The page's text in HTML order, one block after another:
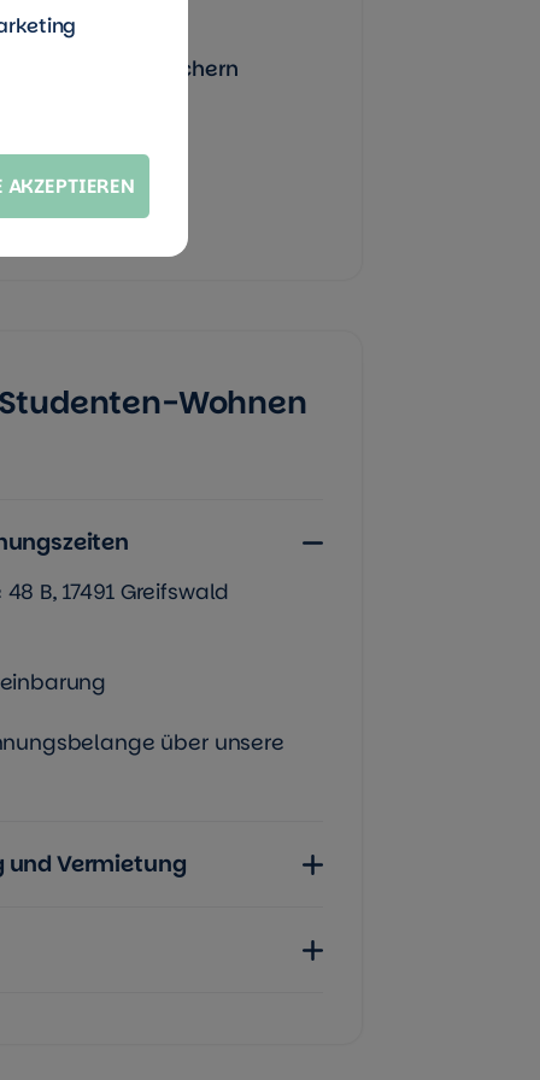
von der Stadt sichern
Wohnen
B, 17491 Greifswald
über unsere
Vermietung
AKZEPTIEREN